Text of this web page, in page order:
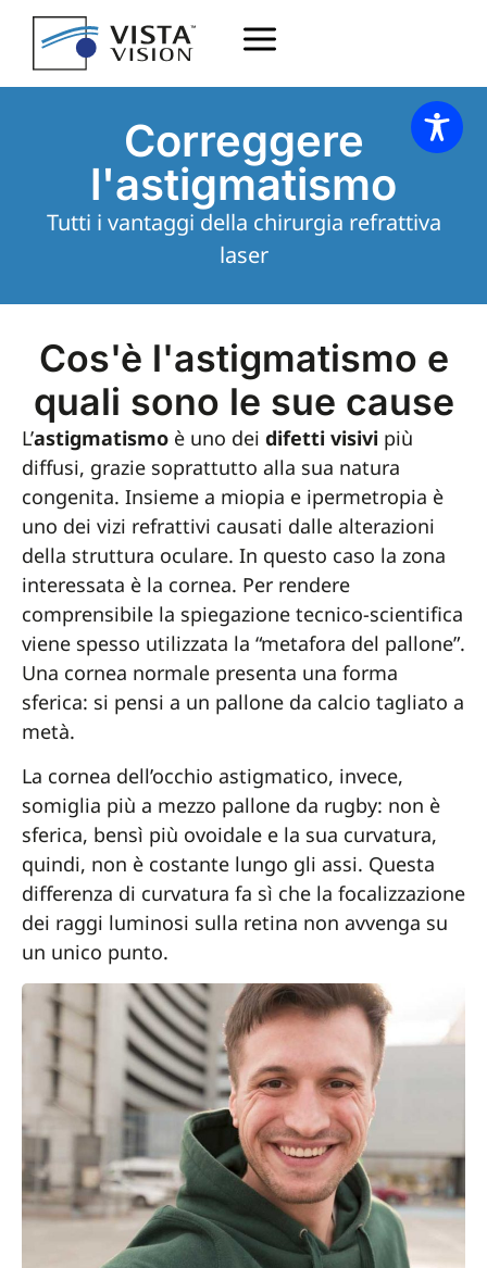
Correggere
l'astigmatismo
Tutti i vantaggi della chirurgia refrattiva
laser
Cos'è l'astigmatismo e
quali sono le sue cause
L’astigmatismo è uno dei difetti visivi più
diffusi, grazie soprattutto alla sua natura
congenita. Insieme a miopia e ipermetropia è
uno dei vizi refrattivi causati dalle alterazioni
della struttura oculare. In questo caso la zona
interessata è la cornea. Per rendere
comprensibile la spiegazione tecnico-scientifica
viene spesso utilizzata la “metafora del pallone”.
Una cornea normale presenta una forma
sferica: si pensi a un pallone da calcio tagliato a
metà.
La cornea dell’occhio astigmatico, invece,
somiglia più a mezzo pallone da rugby: non è
sferica, bensì più ovoidale e la sua curvatura,
quindi, non è costante lungo gli assi. Questa
differenza di curvatura fa sì che la focalizzazione
dei raggi luminosi sulla retina non avvenga su
un unico punto.